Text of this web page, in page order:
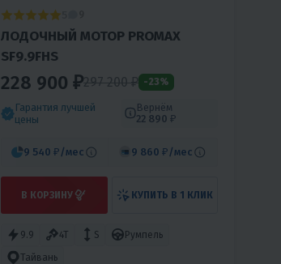
ЛОДОЧНЫЙ МОТОР PROMAX
SF9.9FHS
228 900 ₽297 200 ₽ -23%
Гарантия лучшей
цены
Вернём
22 890 ₽
9 540 ₽ /мес 9 860 ₽ /мес
В КОРЗИНУ КУПИТЬ В 1 КЛИК
9.9 4T S
Румпель
Тайвань